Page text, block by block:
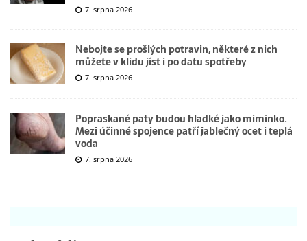
7. srpna 2026
Nebojte se prošlých potravin, některé z nich
můžete v klidu jíst i po datu spotřeby
7. srpna 2026
Popraskané paty budou hladké jako miminko.
Mezi účinné spojence patří jablečný ocet i teplá
voda
7. srpna 2026